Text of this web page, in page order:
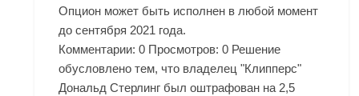
Опцион может быть исполнен в любой момент
до сентября 2021 года.
Комментарии: 0 Просмотров: 0 Решение
обусловлено тем, что владелец "Клипперс"
Дональд Стерлинг был оштрафован на 2,5